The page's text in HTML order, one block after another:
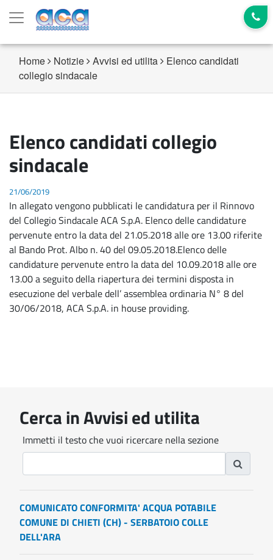
Home Notizie Avvisi ed utilita
Elenco candidati
collegio sindacale
Elenco candidati collegio
sindacale
21/06/2019
In allegato vengono pubblicati le candidatura per il Rinnovo
del Collegio Sindacale ACA S.p.A. Elenco delle candidature
pervenute entro la data del 21.05.2018 alle ore 13.00 riferite
al Bando Prot. Albo n. 40 del 09.05.2018.Elenco delle
candidature pervenute entro la data del 10.09.2018 alle ore
13.00 a seguito della riapertura dei termini disposta in
esecuzione del verbale dell’ assemblea ordinaria N° 8 del
30/06/2018, ACA S.p.A. in house providing.
Cerca in Avvisi ed utilita
Immetti il testo che vuoi ricercare nella sezione
COMUNICATO CONFORMITA' ACQUA POTABILE
COMUNE DI CHIETI (CH) - SERBATOIO COLLE
DELL'ARA